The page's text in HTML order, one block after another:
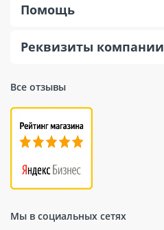
Все отзывы
Мы в социальных сетях
Помощь
Реквизиты компании